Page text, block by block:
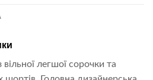
легшої сорочки та